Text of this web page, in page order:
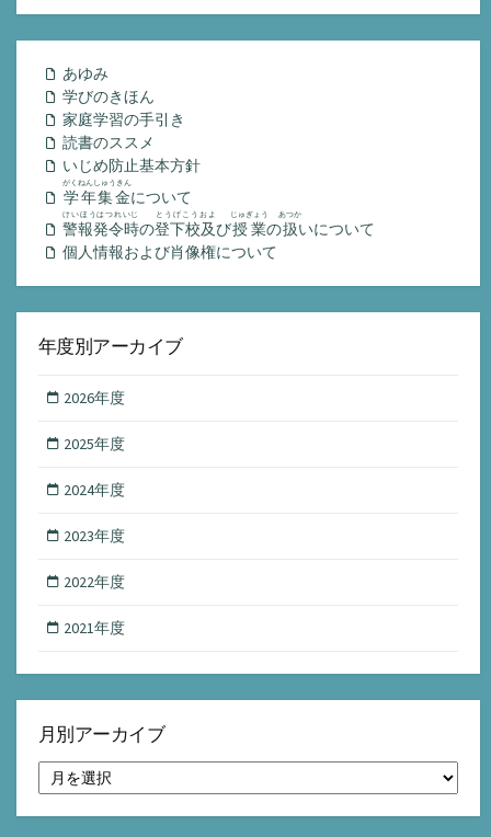
あゆみ
学びのきほん
家庭学習の手引き
読書のススメ
いじめ防止基本方針
学年集金
がくねんしゅうきん
について
警報発令時
けいほうはつれいじ
の登下校及
とうげこうおよ
び授業
じゅぎょう
の扱
あつか
いについて
個人情報および肖像権について
年度別アーカイブ
2026年度
2025年度
2024年度
2023年度
2022年度
2021年度
月別アーカイブ
別
ア